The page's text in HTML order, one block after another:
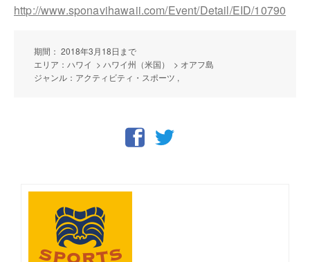
http://www.sponavihawaii.com/Event/Detail/EID/10790
期間： 2018年3月18日まで
エリア：ハワイ > ハワイ州（米国） > オアフ島
ジャンル：アクティビティ・スポーツ ,